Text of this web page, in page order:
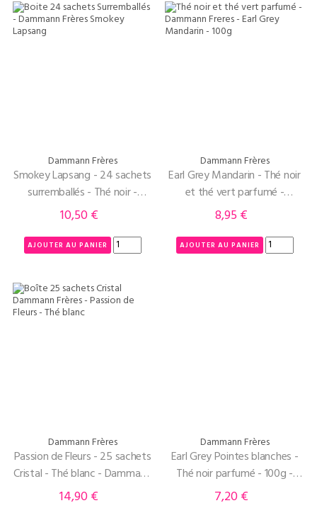
Dammann Frères
Smokey Lapsang - 24 sachets
surremballés - Thé noir -
Dammann Frères
Prix
10,50 €
AJOUTER AU PANIER
Dammann Frères
Earl Grey Mandarin - Thé noir
et thé vert parfumé -
Dammann Freres -100g
Prix
8,95 €
AJOUTER AU PANIER
Dammann Frères
Passion de Fleurs - 25 sachets
Cristal - Thé blanc - Dammann
Frères
Prix
14,90 €
Dammann Frères
Earl Grey Pointes blanches -
Thé noir parfumé - 100g -
Dammann Frères
Prix
7,20 €